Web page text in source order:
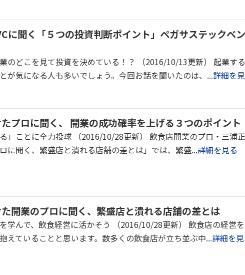
に聞く「５つの投資判断ポイント」ペガサステックベ
のどこを見て投資を決めている！？ （2016/10/13更新） 起業す
が気になる人も多いでしょう。今回お話を聞いたのは、...詳細を
プロに聞く、 開業の成功確率を上げる３つのポイント
」ことに全力投球 （2016/10/28更新） 飲食店開業のプロ・三浦
に聞く、繁盛店と潰れる店舗の差とは」では、繁盛...詳細を見る
開業のプロに聞く、繁盛店と潰れる店舗の差とは
学んで、飲食経営に活かそう （2016/10/28更新） 飲食店の経営
えていることと思います。数多くの飲食店が立ち並ぶ中...詳細を